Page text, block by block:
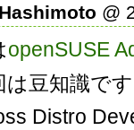
@
openSUSE
は豆知識で
Distro